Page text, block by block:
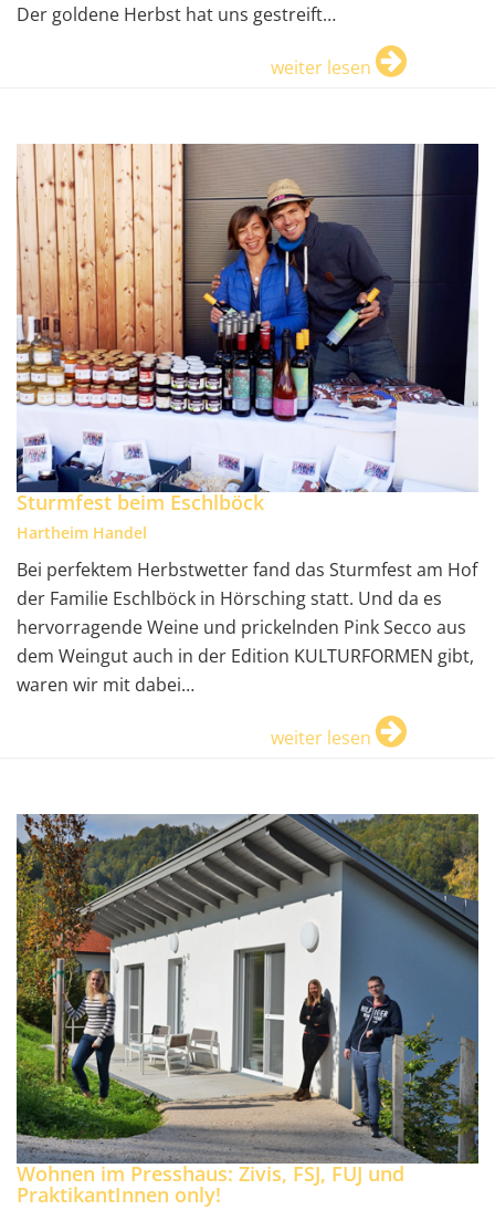
Der goldene Herbst hat uns gestreift…
weiter lesen
Sturmfest beim Eschlböck
Hartheim Handel
Bei perfektem Herbstwetter fand das Sturmfest am Hof
der Familie Eschlböck in Hörsching statt. Und da es
hervorragende Weine und prickelnden Pink Secco aus
dem Weingut auch in der Edition KULTURFORMEN gibt,
waren wir mit dabei…
weiter lesen
Wohnen im Presshaus: Zivis, FSJ, FUJ und
PraktikantInnen only!